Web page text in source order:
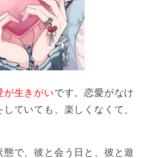
が生きがいです。恋愛がなけ
ていても、楽しくなくて、
で、彼と会う日と、彼と遊